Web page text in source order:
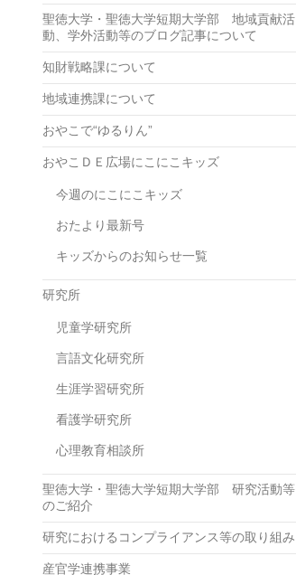
聖徳大学・聖徳大学短期大学部 地域貢献活
動、学外活動等のブログ記事について
知財戦略課について
地域連携課について
おやこで“ゆるりん”
おやこＤＥ広場にこにこキッズ
今週のにこにこキッズ
おたより最新号
キッズからのお知らせ一覧
研究所
児童学研究所
言語文化研究所
生涯学習研究所
看護学研究所
心理教育相談所
聖徳大学・聖徳大学短期大学部 研究活動等
のご紹介
研究におけるコンプライアンス等の取り組み
産官学連携事業